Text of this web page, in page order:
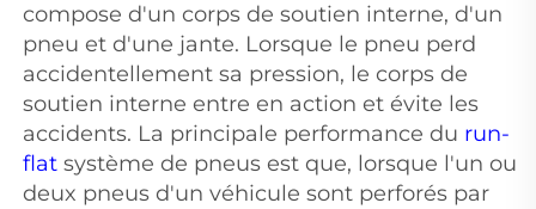
compose d'un corps de soutien interne, d'un
pneu et d'une jante. Lorsque le pneu perd
accidentellement sa pression, le corps de
soutien interne entre en action et évite les
accidents. La principale performance du run-
flat système de pneus est que, lorsque l'un ou
deux pneus d'un véhicule sont perforés par